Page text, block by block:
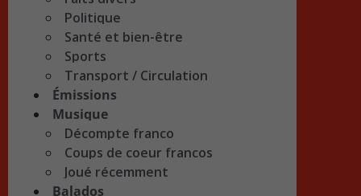
Politique
Santé et bien-être
Sports
Transport / Circulation
Émissions
Musique
Décompte franco
Coups de coeur francos
Joué récemment
Balados